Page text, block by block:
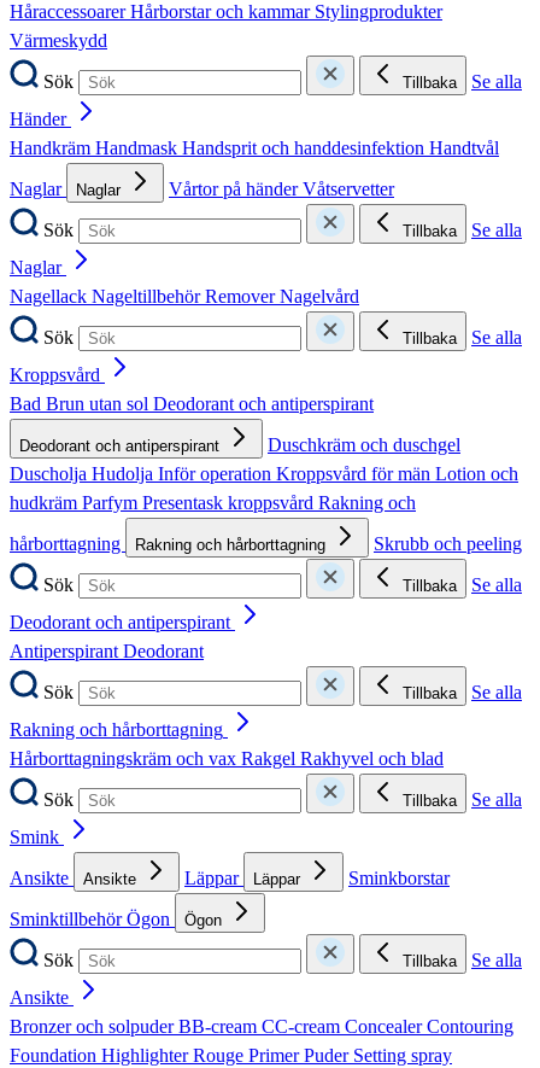
HåraccessoarerHårborstar och kammar Stylingprodukter
Värmeskydd
Sök
Tillbaka
Se alla
Händer
Handkräm Handmask Handsprit och handdesinfektion Handtvål
Naglar
Naglar Vårtor på händerVåtservetter
Sök
Tillbaka
Se alla
Naglar
Nagellack NageltillbehörRemoverNagelvård
Sök
Tillbaka
Se alla
Kroppsvård
Bad Brun utan sol Deodorant och antiperspirant
Deodorant och antiperspirant
Duschkräm och duschgel
Duscholja Hudolja Inför operation Kroppsvård för män Lotion och
hudkräm Parfym Presentask kroppsvård Rakning och
hårborttagning
Rakning och hårborttagning
Skrubb och peeling
Sök
Tillbaka
Se alla
Deodorant och antiperspirant
AntiperspirantDeodorant
Sök
Tillbaka
Se alla
Rakning och hårborttagning
Hårborttagningskräm och vax Rakgel Rakhyvel och blad
Sök
Tillbaka
Se alla
Smink
Ansikte
Ansikte Läppar Läppar
Sminkborstar
SminktillbehörÖgon Ögon
Sök Tillbaka
Se alla
Ansikte
Bronzer och solpuderBB-cream CC-cream ConcealerContouring
Foundation HighlighterRouge PrimerPuder Setting spray